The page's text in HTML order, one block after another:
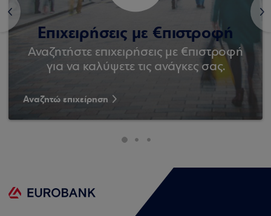
<
Επιχειρήσεις με €πιστροφή
Αναζητήστε επιχειρήσεις με €πιστροφή
για να καλύψετε τις ανάγκες σας.
Αναζητώ επιχείρηση
>